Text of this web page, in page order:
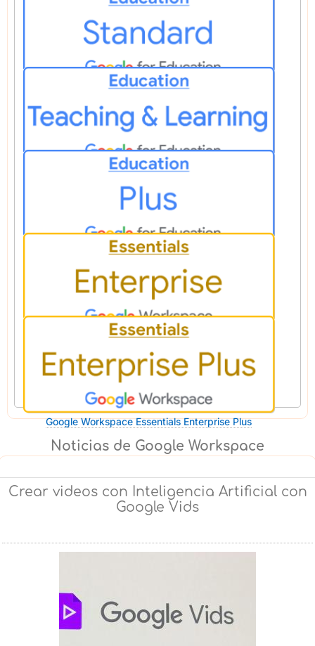
Google Workspace for Education Fundamentals
Google Workspace for Education Standard
Teaching And Learning Upgrade
Google Workspace for Education Plus Perú
Google Workspace Enterprise Essentials
Google Workspace Essentials Enterprise Plus
Noticias de Google Workspace
Crear videos con Inteligencia Artificial con
Google Vids